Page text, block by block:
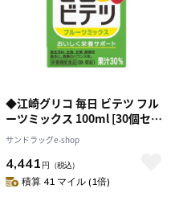
◆江崎グリコ 毎日 ビテツ フル
ーツミックス 100ml [30個セッ
ト]
サンドラッグe-shop
4,441 円 （税込）
積算 41 マイル (1倍)